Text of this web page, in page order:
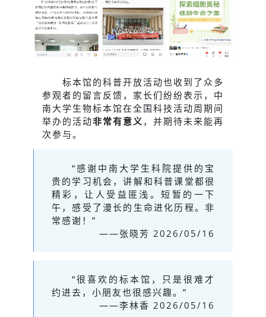
标本馆的科普开放活动也收到了众多
参观者的留言反馈，家长们纷纷表示，中
南大学生物标本馆在全国科技活动周期间
举办的活动非常有意义 ，并期待未来能再
次参与。
“感谢中南大学生科院提供的宝
贵的学习机会，讲解和科普课堂都很
精彩，让人受益匪浅。短暂的一下
午，感受了漫长的生命进化历程。非
常感谢！”
——张晓芳 2026/05/16
“很喜欢的标本馆，只是很难才
约进去，小朋友也很感兴趣。”
——李林香 2026/05/16